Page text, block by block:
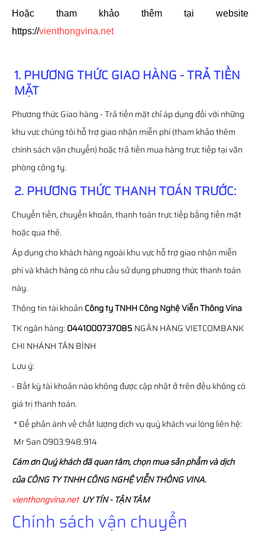
Hoặc tham khảo thêm tại website
https://vienthongvina.net
1. PHƯƠNG THỨC GIAO HÀNG - TRẢ TIỀN
MẶT
Phương thức Giao hàng - Trả tiền mặt chỉ áp dụng đối với những
khu vực chúng tôi hỗ trợ giao nhận miễn phí (tham khảo thêm
chính sách vận chuyển) hoặc trả tiền mua hàng trực tiếp tại văn
phòng công ty.
2. PHƯƠNG THỨC THANH TOÁN TRƯỚC:
Chuyển tiền, chuyển khoản, thanh toán trực tiếp bằng tiền mặt
hoặc qua thẻ.
Áp dụng cho khách hàng ngoài khu vực hỗ trợ giao nhận miễn
phí và khách hàng có nhu cầu sử dụng phương thức thanh toán
này.
Thông tin tài khoảnCông ty TNHH Công Nghệ Viễn Thông Vina
TK ngân hàng: 0441000737085NGÂN HÀNG VIETCOMBANK
CHI NHÁNH TÂN BÌNH
Lưu ý:
- Bất kỳ tài khoản nào không được cập nhật ở trên đều không có
giá trị thanh toán.
* Để phản ánh về chất lượng dịch vụ quý khách vui lòng liên hệ:
Mr San 0903.948.914
Cám ơn Quý khách đã quan tâm, chọn mua sản phẩm và dịch
của CÔNG TY TNHH CÔNG NGHỆ VIỄN THÔNG VINA.
vienthongvina.netUY TÍN - TẬN TÂM
Chính sách vận chuyển